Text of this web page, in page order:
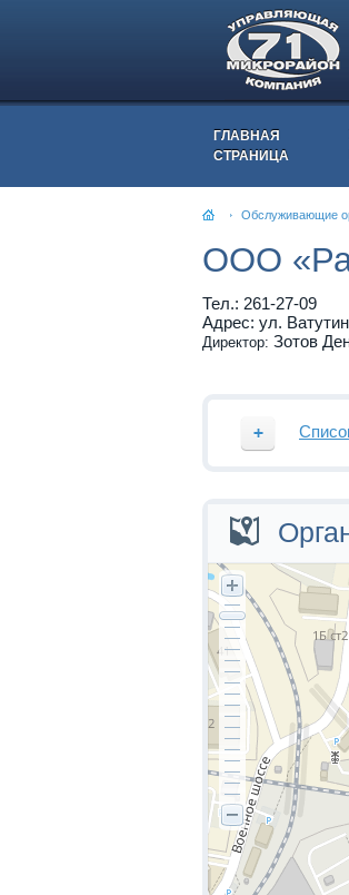
ГЛАВНАЯ
СТРАНИЦА
Обслуживающие
ООО
Тел.: 261-27-09
Адрес: ул.
Директор: Зотов
Улица
1-я Флотская
Адм.
Адм.
Воропаева